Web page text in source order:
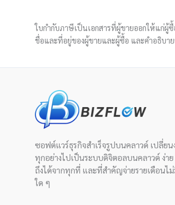
ใบกำกับภาษีเป็นเอกสารที่ผู้ขายออกให้แก่ผู้
ชื่อและที่อยู่ของผู้ขายและผู้ซื้อ และคำอธิบา
ซอฟต์แวร์ธุรกิจสำเร็จรูปบนคลาวด์ เปลี่ยน
ทุกอย่างไปเป็นระบบดิจิตอลบนคลาวด์ ง่าย
ถึงได้จากทุกที่ และที่สำคัญจ่ายรายเดือนไ
ใด ๆ